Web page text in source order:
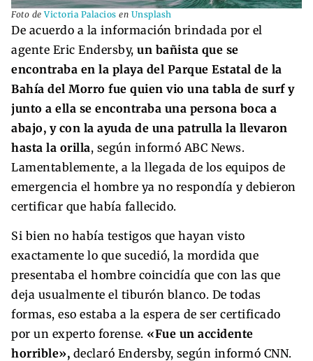
Foto deVictoria Palacios en Unsplash
De acuerdo a la información brindada por el
agente Eric Endersby, un bañista que se
encontraba en la playa del Parque Estatal de la
Bahía del Morro fue quien vio una tabla de surf y
junto a ella se encontraba una persona boca a
abajo, y con la ayuda de una patrulla la llevaron
hasta la orilla, según informó ABC News.
Lamentablemente, a la llegada de los equipos de
emergencia el hombre ya no respondía y debieron
certificar que había fallecido.
Si bien no había testigos que hayan visto
exactamente lo que sucedió, la mordida que
presentaba el hombre coincidía que con las que
deja usualmente el tiburón blanco. De todas
formas, eso estaba a la espera de ser certificado
por un experto forense. «Fue un accidente
horrible», declaró Endersby, según informó CNN.